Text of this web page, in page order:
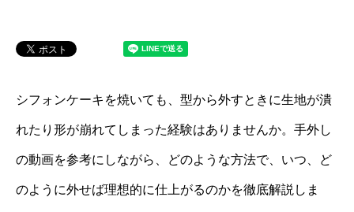
シフォンケーキを焼いても、型から外すときに生地が潰
れたり形が崩れてしまった経験はありませんか。手外し
の動画を参考にしながら、どのような方法で、いつ、ど
のように外せば理想的に仕上がるのかを徹底解説しま